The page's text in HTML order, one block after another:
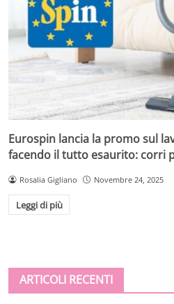
Eurospin lancia la promo sul
facendo il tutto esaurito: corri
Rosalia Gigliano Novembre 24, 2025
Leggi di più
ARTICOLI RECENTI